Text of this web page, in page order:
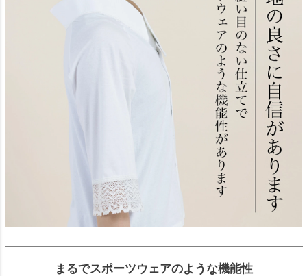
まるでスポーツウェアのような機能性